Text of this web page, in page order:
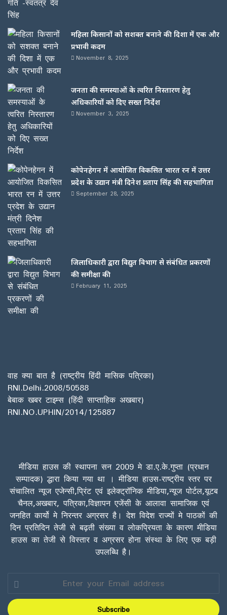
महिला किसानों को सशक्त बनाने की दिशा में एक और
प्रभावी कदम
November 8, 2025
जनता की समस्याओं के त्वरित निस्तारण हेतु
अधिकारियों को दिए सख्त निर्देश
November 3, 2025
कोपेनहेगन में आयोजित विकसित भारत रन में उत्तर
प्रदेश के उद्यान मंत्री दिनेश प्रताप सिंह की सहभागिता
September 28, 2025
जिलाधिकारी द्वारा विद्युत विभाग से संबंधित प्रकरणों
की समीक्षा की
February 11, 2025
वाह क्या बात है (राष्ट्रीय हिंदी मासिक पत्रिका)
RNI.Delhi.2008/50588
बेबाक खबर टाइम्स (हिंदी साप्ताहिक अखबार)
RNI.NO.UPHIN/2014/125887
मीडिया हाउस की स्थापना सन 2009 मे डा.ए.के.गुप्ता (प्रधान
सम्पादक) द्धारा किया गया था । मीडिया हाउस-राष्ट्रीय स्तर पर
संचालित न्यूज एजेन्सी,प्रिंट एवं इलेक्ट्रॉनिक मीडिया,न्यूज पोर्टल,यूटब
चैनल,अखबार, पत्रिका,विज्ञापन एजेंसी के आलावा सामाजिक एवं
जनहित कार्यो मे निरन्तर अग्रसर है। देश विदेश राज्यों मे पाठकों की
दिन प्रतिदिन तेजी से बढ़ती संख्या व लोकप्रियता के कारण मीडिया
हाउस का तेजी से विस्तार व अग्रसर होना संस्था के लिए एक बड़ी
उपलब्धि है।
Enter
your
Email